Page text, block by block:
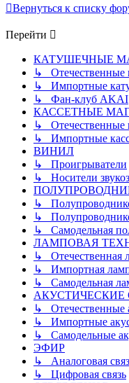
Вернуться к списку
Перейти
КАТУШЕЧНЫЕ
↳ Отечественные
↳ Импортные
↳ Фан-клуб AKAI
КАССЕТНЫЕ
↳ Отечественные
↳ Импортные
ВИНИЛ
↳ Проигрыватели
↳ Носители
↳
↳
↳ Самодельная
ЛАМПОВАЯ
↳ Отечественная
↳ Импортная
↳ Самодельная
↳ Отечественные
↳ Импортные
↳ Самодельные
ЭФИР
↳ Аналоговая
↳ Цифровая связь